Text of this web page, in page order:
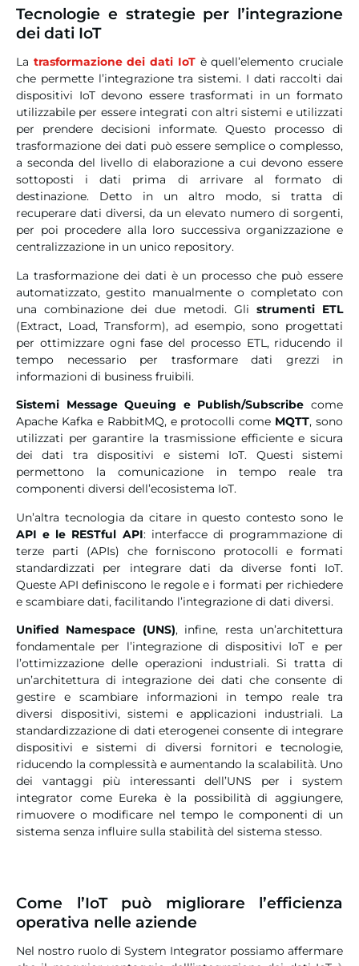
Tecnologie e strategie per l’integrazione
dei dati IoT
La trasformazione dei dati IoTè quell’elemento cruciale
che permette l’integrazione tra sistemi. I dati raccolti dai
dispositivi IoT devono essere trasformati in un formato
utilizzabile per essere integrati con altri sistemi e utilizzati
per prendere decisioni informate. Questo processo di
trasformazione dei dati può essere semplice o complesso,
a seconda del livello di elaborazione a cui devono essere
sottoposti i dati prima di arrivare al formato di
destinazione. Detto in un altro modo, si tratta di
recuperare dati diversi, da un elevato numero di sorgenti,
per poi procedere alla loro successiva organizzazione e
centralizzazione in un unico repository.
La trasformazione dei dati è un processo che può essere
automatizzato, gestito manualmente o completato con
una combinazione dei due metodi. Gli strumenti ETL
(Extract, Load, Transform), ad esempio, sono progettati
per ottimizzare ogni fase del processo ETL, riducendo il
tempo necessario per trasformare dati grezzi in
informazioni di business fruibili.
Sistemi Message Queuing e Publish/Subscribe come
Apache Kafka e RabbitMQ, e protocolli come MQTT, sono
utilizzati per garantire la trasmissione efficiente e sicura
dei dati tra dispositivi e sistemi IoT. Questi sistemi
permettono la comunicazione in tempo reale tra
componenti diversi dell’ecosistema IoT.
Un’altra tecnologia da citare in questo contesto sono le
API e le RESTful API: interfacce di programmazione di
terze parti (APIs) che forniscono protocolli e formati
standardizzati per integrare dati da diverse fonti IoT.
Queste API definiscono le regole e i formati per richiedere
e scambiare dati, facilitando l’integrazione di dati diversi.
Unified Namespace (UNS), infine, resta un’architettura
fondamentale per l’integrazione di dispositivi IoT e per
l’ottimizzazione delle operazioni industriali. Si tratta di
un’architettura di integrazione dei dati che consente di
gestire e scambiare informazioni in tempo reale tra
diversi dispositivi, sistemi e applicazioni industriali. La
standardizzazione di dati eterogenei consente di integrare
dispositivi e sistemi di diversi fornitori e tecnologie,
riducendo la complessità e aumentando la scalabilità. Uno
dei vantaggi più interessanti dell’UNS per i system
integrator come Eureka è la possibilità di aggiungere,
rimuovere o modificare nel tempo le componenti di un
sistema senza influire sulla stabilità del sistema stesso.
Come l’IoT può migliorare l’efficienza
operativa nelle aziende
Nel nostro ruolo di System Integrator possiamo affermare